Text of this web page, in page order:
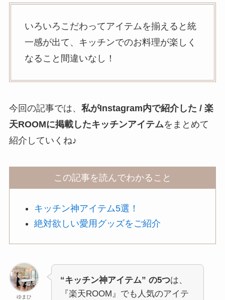
いろいろこだわってアイテムを揃えると統
一感が出て、キッチンでのお料理が楽しく
なること間違いなし！
今回の記事では、 私がInstagram内で紹介した / 楽
天ROOMに掲載したキッチンアイテムをまとめて
紹介していくね♪
この記事を読んでわかること
キッチン神アイテム5選！
絶対欲しい愛用グッズをご紹介
ゆまひ
“キッチン神アイテム” の5つは、
『楽天ROOM』でも人気のアイテ